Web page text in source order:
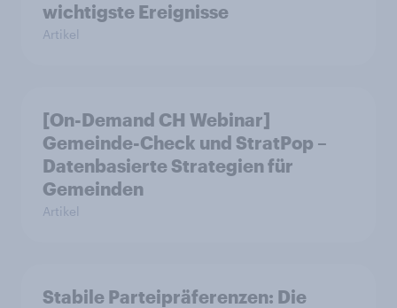
wichtigste Ereignisse
Artikel
[On-Demand CH Webinar]
Gemeinde-Check und StratPop –
Datenbasierte Strategien für
Gemeinden
Artikel
Stabile Parteipräferenzen: Die